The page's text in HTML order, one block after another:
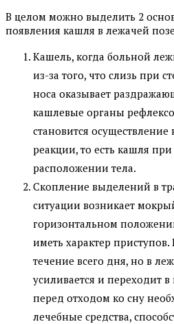
В целом можно выделить 2
появления кашля в лежачей
Кашель, когда больной
из-за того, что слизь при
носа оказывает
кашлевые органы
становится
реакции, то есть кашля
расположении тела.
Скопление выделений в
ситуации возникает
горизонтальном
иметь характер приступов.
течение всего дня, но в
усиливается и переходит
перед отходом ко сну
лечебные средства,